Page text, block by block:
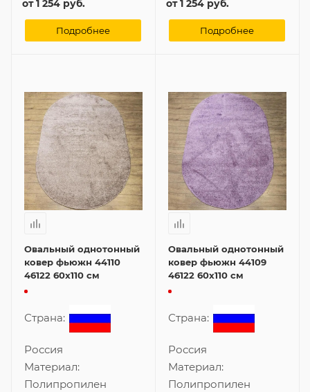
от1 254 руб.
Подробнее
от1 254 руб.
Подробнее
Овальный однотонный
ковер фьюжн 44110
46122 60x110 см
Страна:
Россия
Материал:
Полипропилен
Овальный однотонный
ковер фьюжн 44109
46122 60x110 см
Страна:
Россия
Материал:
Полипропилен